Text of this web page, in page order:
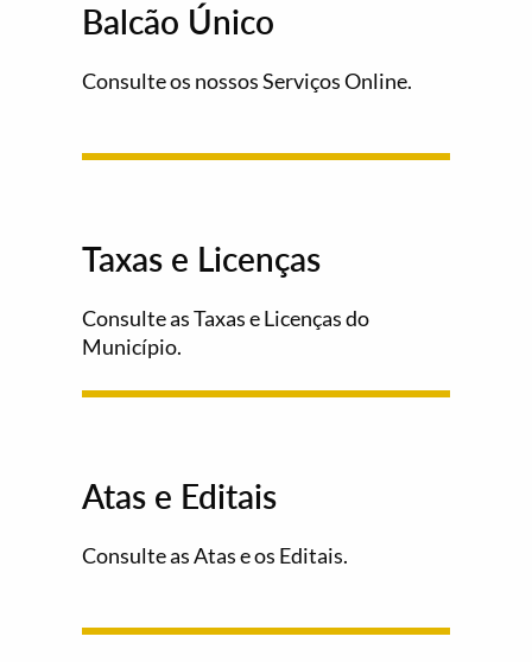
Balcão Único
Consulte os nossos Serviços Online.
Taxas e Licenças
Consulte as Taxas e Licenças do
Município.
Atas e Editais
Consulte as Atas e os Editais.